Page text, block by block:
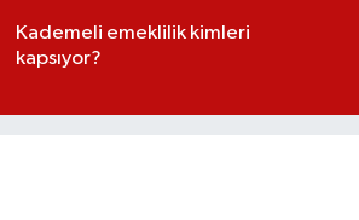
Kademeli emeklilik kimleri
kapsıyor?